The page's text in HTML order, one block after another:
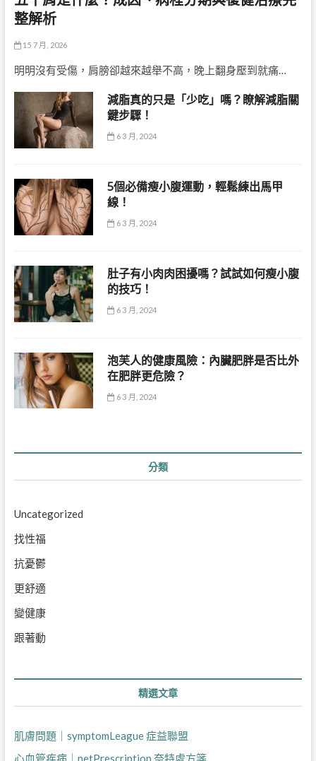
整解析
15 7 月, 2026
明明沒有受傷，肩膀卻越來越舉不高，晚上翻身壓到就痛…
減脂真的只是「少吃」嗎？瞭解減脂關
鍵步驟！
6 3 月, 2024
5個必備瘦小腹運動，輕鬆練出馬甲
線！
6 3 月, 2024
肚子有小肉肉困擾嗎？試試如何瘦小腹
的技巧！
6 3 月, 2024
泡芙人的健康風險：內臟肥胖是否比外
在肥胖更危險？
6 3 月, 2024
分類
Uncategorized
找性福
抗憂鬱
更舒適
變健康
跟著動
精選文章
肌膚問題｜symptomLeague 症益聯盟
心血管疾病｜netPrescription 奈特處方箋